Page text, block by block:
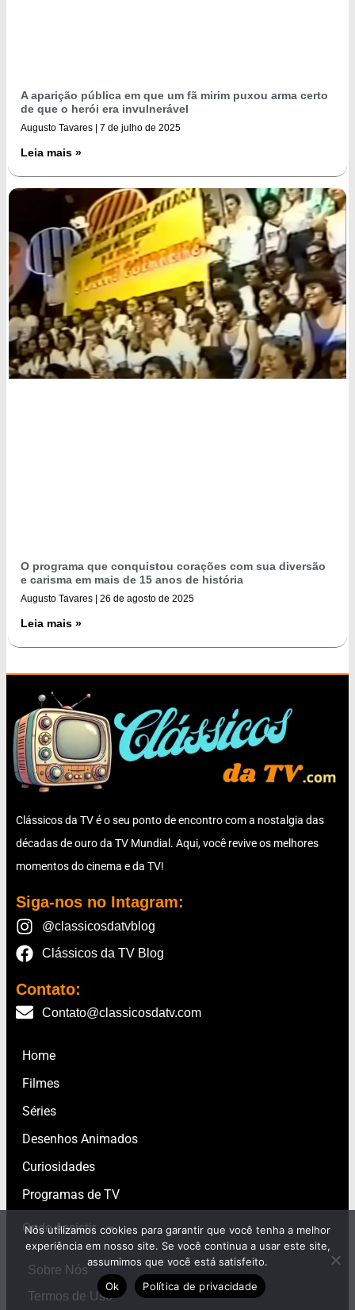
A aparição pública em que um fã mirim puxou arma certo
de que o herói era invulnerável
Augusto Tavares 7 de julho de 2025
Leia mais »
O programa que conquistou corações com sua diversão
e carisma em mais de 15 anos de história
Augusto Tavares 26 de agosto de 2025
Leia mais »
Clássicos da TV é o seu ponto de encontro com a nostalgia das
décadas de ouro da TV Mundial. Aqui, você revive os melhores
momentos do cinema e da TV!
Siga-nos no Intagram:
@classicosdatvblog
Clássicos da TV Blog
Contato:
Contato@classicosdatv.com
Home
Filmes
Séries
Desenhos Animados
Curiosidades
Programas de TV
Onde Assistir
Sobre Nós
Termos de Uso
Nós utilizamos cookies para garantir que você tenha a melhor
experiência em nosso site. Se você continua a usar este site,
assumimos que você está satisfeito.
Ok
Política de privacidade